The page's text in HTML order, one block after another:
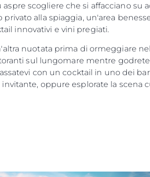
scogliere che si affacciano su
alla spiaggia, un'area
innovativi e vini pregiati.
nuotata prima di ormeggiare
sul lungomare mentre
con un cocktail in uno dei
oppure esplorate la scena
Brokerage
Charter
Eventi
Innovazione
L'azienda